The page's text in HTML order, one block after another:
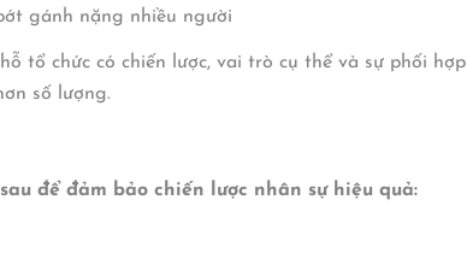
gánh nặng nhiều người
tổ chức có chiến lược, vai trò cụ thể và sự phối hợp
số lượng.
để đảm bảo chiến lược nhân sự hiệu quả: